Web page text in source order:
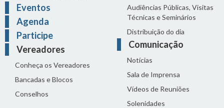
Eventos
Agenda
Participe
Vereadores
Conheça os Vereadores
Bancadas e Blocos
Conselhos
Audiências Públicas, Visitas
Técnicas e Seminários
Distribuição do dia
Comunicação
Notícias
Sala de Imprensa
Vídeos de Reuniões
Solenidades